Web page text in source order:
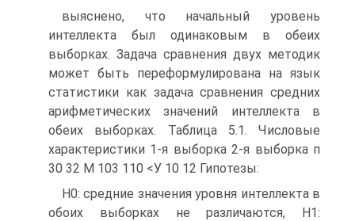
выяснено, что начальный уровень
интеллекта был одинаковым в обеих
выборках. Задача сравнения двух методик
может быть переформулирована на язык
статистики как задача сравнения средних
арифметических значений интеллекта в
обеих выборках. Таблица 5.1. Числовые
характеристики 1-я выборка 2-я выборка п
30 32 М 103 110 <У 10 12 Гипотезы:
Н0: средние значения уровня интеллекта в
обоих выборках не различаются, Н1: